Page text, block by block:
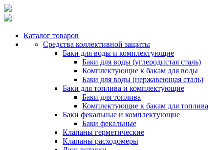
Каталог товаров
Средства коллективной защиты
Баки для воды и комплектующие
Баки для воды (углеродистая сталь)
Комплектующие к бакам для воды
Баки для воды (нержавеющая сталь)
Баки для топлива и комплектующие
Баки для топлива
Комплектующие к бакам для топлива
Баки фекальные и комплектующие
Баки фекальные
Клапаны герметические
Клапаны расходомеры